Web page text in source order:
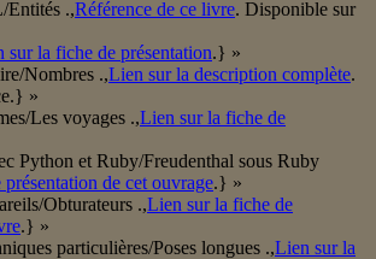
.,Référence de ce livre. Disponible sur
sur la fiche de présentation.} »
Nombres .,Lien sur la description complète.
»
Les voyages .,Lien sur la fiche de
Python et Ruby/Freudenthal sous Ruby
de cet ouvrage.} »
Obturateurs .,Lien sur la fiche de
.} »
particulières/Poses longues .,Lien sur la